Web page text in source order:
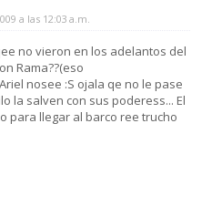
a las 12:03 a.m.
no vieron en los adelantos del
Rama??(eso
nosee :S ojala qe no le pase
la salven con sus poderess... El
para llegar al barco ree trucho